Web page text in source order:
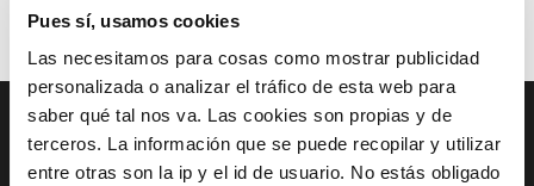
Pues sí, usamos cookies
Las necesitamos para cosas como mostrar publicidad
personalizada o analizar el tráfico de esta web para
saber qué tal nos va. Las cookies son propias y de
terceros. La información que se puede recopilar y utilizar
entre otras son la ip y el id de usuario. No estás obligado
CONTACTO